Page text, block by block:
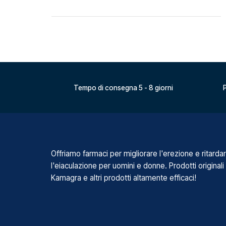
Tempo di consegna 5 - 8 giorni
Offriamo farmaci per migliorare l'erezione e
l'eiaculazione per uomini e donne. Prodotti originali
Kamagra e altri prodotti altamente efficaci!